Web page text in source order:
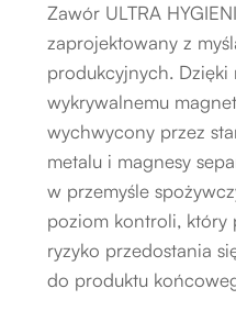
Zawór ULTRA
zaprojektowany z
produkcyjnych. Dzięki
wykrywalnemu
wychwycony przez
metalu i magnesy
w przemyśle
poziom kontroli, który
ryzyko przedostania
do produktu